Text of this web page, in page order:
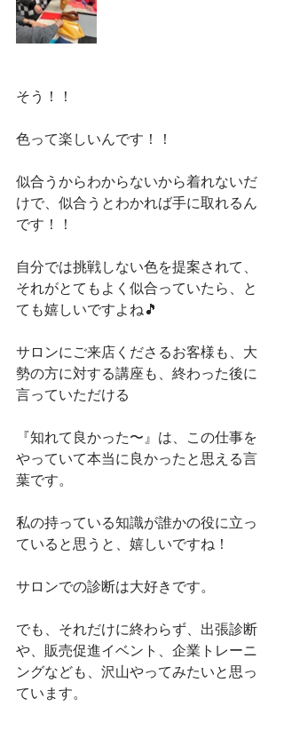
そう！！
色って楽しいんです！！
似合うからわからないから着れないだ
けで、似合うとわかれば手に取れるん
です！！
自分では挑戦しない色を提案されて、
それがとてもよく似合っていたら、と
ても嬉しいですよね🎵
サロンにご来店くださるお客様も、大
勢の方に対する講座も、終わった後に
言っていただける
『知れて良かった〜』は、この仕事を
やっていて本当に良かったと思える言
葉です。
私の持っている知識が誰かの役に立っ
ていると思うと、嬉しいですね！
サロンでの診断は大好きです。
でも、それだけに終わらず、出張診断
や、販売促進イベント、企業トレーニ
ングなども、沢山やってみたいと思っ
ています。